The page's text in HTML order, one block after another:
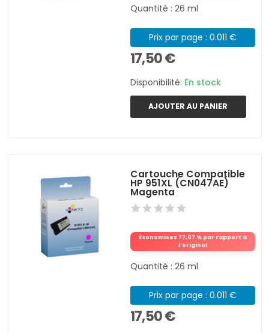
Quantité : 26 ml
Prix par page : 0.011 €
17,50 €
Disponibilité: En stock
AJOUTER AU PANIER
Cartouche Compatible
HP 951XL (CN047AE)
Magenta
Économisez 77,07 % par rapport à
l'original
Quantité : 26 ml
Prix par page : 0.011 €
17,50 €